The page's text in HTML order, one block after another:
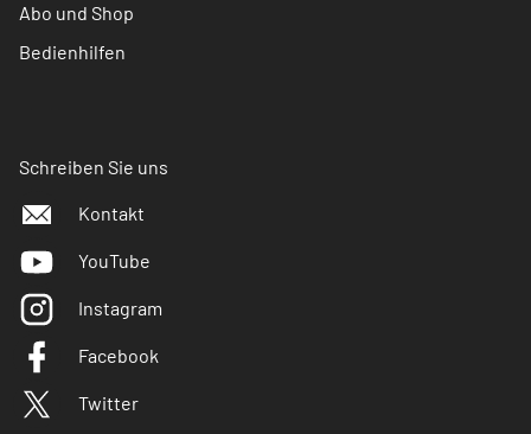
Abo und Shop
Bedienhilfen
Schreiben Sie uns
Kontakt
YouTube
Instagram
Facebook
Twitter